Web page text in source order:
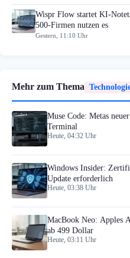
Wispr Flow startet KI-
500-Firmen nutzen es
Gestern, 11:10 Uhr
Mehr zum Thema
Muse Code: Metas
Terminal
Heute, 04:32 Uhr
Windows Insider:
Update erforderlich
Heute, 03:38 Uhr
MacBook Neo: Apples
ab 499 Dollar
Heute, 03:11 Uhr